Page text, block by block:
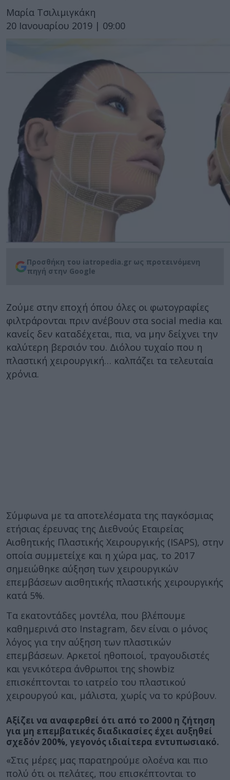
Μαρία Τσιλιμιγκάκη
20 Ιανουαρίου 2019 | 09:00
Προσθήκη του iatropedia.gr ως προτεινόμενη
πηγή στην Google
Ζούμε στην εποχή όπου όλες οι φωτογραφίες
φιλτράρονται πριν ανέβουν στα social media και
κανείς δεν καταδέχεται, πια, να μην δείχνει την
καλύτερη βερσιόν του. Διόλου τυχαίο που η
πλαστική χειρουργική… καλπάζει τα τελευταία
χρόνια.
Σύμφωνα με τα αποτελέσματα της παγκόσμιας
ετήσιας έρευνας της Διεθνούς Εταιρείας
Αισθητικής Πλαστικής Χειρουργικής (ISAPS), στην
οποία συμμετείχε και η χώρα μας, το 2017
σημειώθηκε αύξηση των χειρουργικών
επεμβάσεων αισθητικής πλαστικής χειρουργικής
κατά 5%.
Τα εκατοντάδες μοντέλα, που βλέπουμε
καθημερινά στο Instagram, δεν είναι ο μόνος
λόγος για την αύξηση των πλαστικών
επεμβάσεων. Αρκετοί ηθοποιοί, τραγουδιστές
και γενικότερα άνθρωποι της showbiz
επισκέπτονται το ιατρείο του πλαστικού
χειρουργού και, μάλιστα, χωρίς να το κρύβουν.
Αξίζει να αναφερθεί ότι από το 2000 η ζήτηση
για μη επεμβατικές διαδικασίες έχει αυξηθεί
σχεδόν 200%, γεγονός ιδιαίτερα εντυπωσιακό.
«Στις μέρες μας παρατηρούμε ολοένα και πιο
πολύ ότι οι πελάτες, που επισκέπτονται το